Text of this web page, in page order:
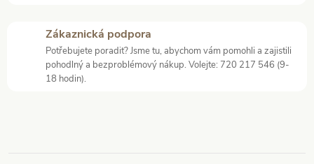
Zákaznická podpora
Potřebujete poradit? Jsme tu, abychom vám pomohli a zajistili
pohodlný a bezproblémový nákup. Volejte: 720 217 546 (9-
18 hodin).